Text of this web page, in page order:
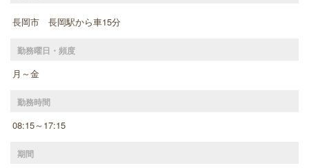
長岡市 長岡駅から車15分
勤務曜日・頻度
月～金
勤務時間
08:15～17:15
期間